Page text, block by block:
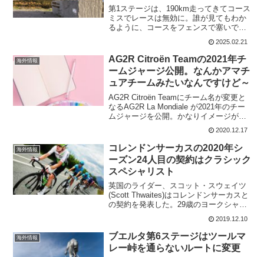
か?
第1ステージは、190km走ってきてコース
ミスでレースは無効に。誰が見てもわか
るように、コースをフェンスで塞いでお
く必要があった。リプレイを見ると何人
もコースミスに気付いていたようだけ
ど、コースを変えるのは不可能だ。可哀
そうなのは、コースミ...
2025.02.21
海外情報
AG2R Citroën Teamの2021年チ
ームジャージ公開。なんかアマチ
ュアチームみたいなんですけど～
AG2R Citroën Teamにチーム名が変更と
なるAG2R La Mondiale が2021年のチー
ムジャージを公開。かなりイメージが変
わっている。これまでのブラウン・ホワ
イト・ブルーの幅広のラインが横に広が
っていたデザインの面影は...
2020.12.17
海外情報
コレンドンサーカスの2020年シ
ーズン24人目の契約はクラシック
スペシャリスト
英国のライダー、スコット・スウェイツ
(Scott Thwaites)はコレンドンサーカスと
の契約を発表した。29歳のヨークシャー
マンは、英国の国内チームVitus Pro
Cyclingと2019年を過ごした後、1年間の
契約でコレンドンサー...
2019.12.10
海外情報
ブエルタ第6ステージはツールマ
レー峠を通らないルートに変更